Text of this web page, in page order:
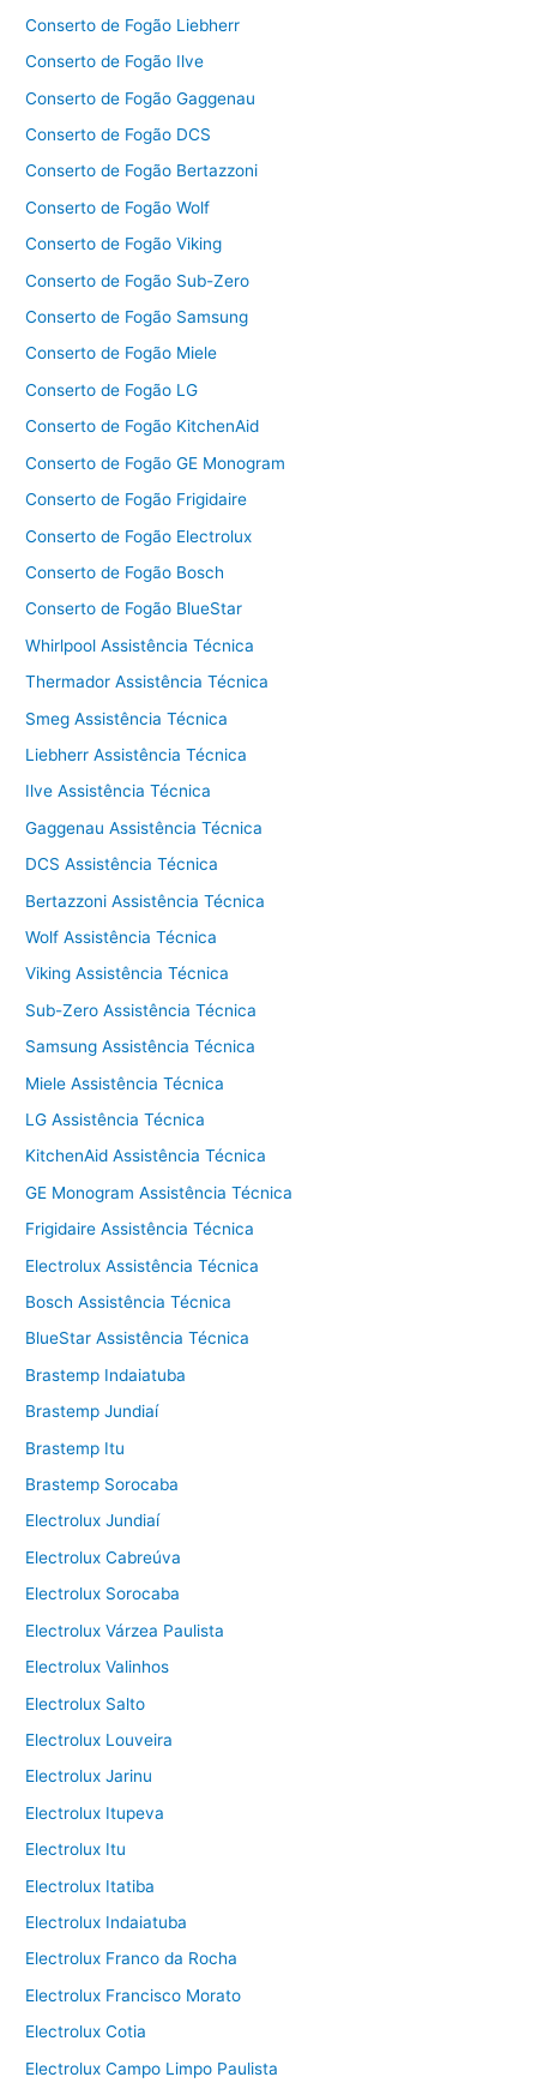
Conserto de Fogão Liebherr
Conserto de Fogão Ilve
Conserto de Fogão Gaggenau
Conserto de Fogão DCS
Conserto de Fogão Bertazzoni
Conserto de Fogão Wolf
Conserto de Fogão Viking
Conserto de Fogão Sub-Zero
Conserto de Fogão Samsung
Conserto de Fogão Miele
Conserto de Fogão LG
Conserto de Fogão KitchenAid
Conserto de Fogão GE Monogram
Conserto de Fogão Frigidaire
Conserto de Fogão Electrolux
Conserto de Fogão Bosch
Conserto de Fogão BlueStar
Whirlpool Assistência Técnica
Thermador Assistência Técnica
Smeg Assistência Técnica
Liebherr Assistência Técnica
Ilve Assistência Técnica
Gaggenau Assistência Técnica
DCS Assistência Técnica
Bertazzoni Assistência Técnica
Wolf Assistência Técnica
Viking Assistência Técnica
Sub-Zero Assistência Técnica
Samsung Assistência Técnica
Miele Assistência Técnica
LG Assistência Técnica
KitchenAid Assistência Técnica
GE Monogram Assistência Técnica
Frigidaire Assistência Técnica
Electrolux Assistência Técnica
Bosch Assistência Técnica
BlueStar Assistência Técnica
Brastemp Indaiatuba
Brastemp Jundiaí
Brastemp Itu
Brastemp Sorocaba
Electrolux Jundiaí
Electrolux Cabreúva
Electrolux Sorocaba
Electrolux Várzea Paulista
Electrolux Valinhos
Electrolux Salto
Electrolux Louveira
Electrolux Jarinu
Electrolux Itupeva
Electrolux Itu
Electrolux Itatiba
Electrolux Indaiatuba
Electrolux Franco da Rocha
Electrolux Francisco Morato
Electrolux Cotia
Electrolux Campo Limpo Paulista